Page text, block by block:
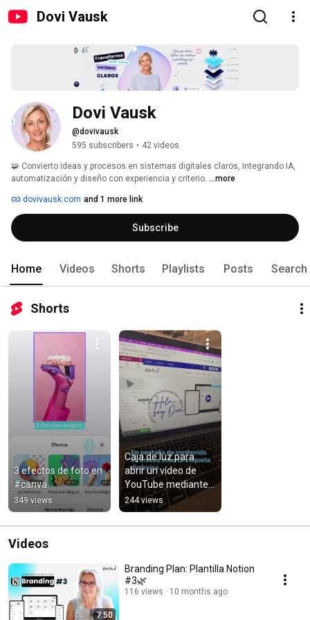
Dovi Vausk
Dovi Vausk
@dovivausk
595 subscribers • 42 videos
🧩 Convierto ideas y procesos en sistemas digitales claros, integrando IA,
automatización y diseño con experiencia y criterio. ...more
dovivausk.com and 1 more link
Subscribe
Home Videos Shorts Playlists Posts Search
Shorts
3 efectos de foto en
#canva
349 views
Caja de luz para
abrir un vídeo de
YouTube mediante
ventana popup con
Elementor
244 views
Videos
7:50
Branding Plan: Plantilla Notion
#3🌿
116 views 10 months ago